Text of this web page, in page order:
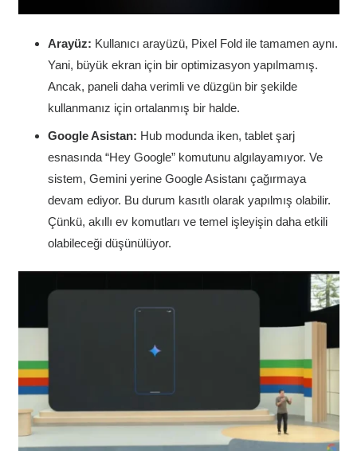
Arayüz: Kullanıcı arayüzü, Pixel Fold ile tamamen aynı.
Yani, büyük ekran için bir optimizasyon yapılmamış.
Ancak, paneli daha verimli ve düzgün bir şekilde
kullanmanız için ortalanmış bir halde.
Google Asistan: Hub modunda iken, tablet şarj
esnasında “Hey Google” komutunu algılayamıyor. Ve
sistem, Gemini yerine Google Asistanı çağırmaya
devam ediyor. Bu durum kasıtlı olarak yapılmış olabilir.
Çünkü, akıllı ev komutları ve temel işleyişin daha etkili
olabileceği düşünülüyor.